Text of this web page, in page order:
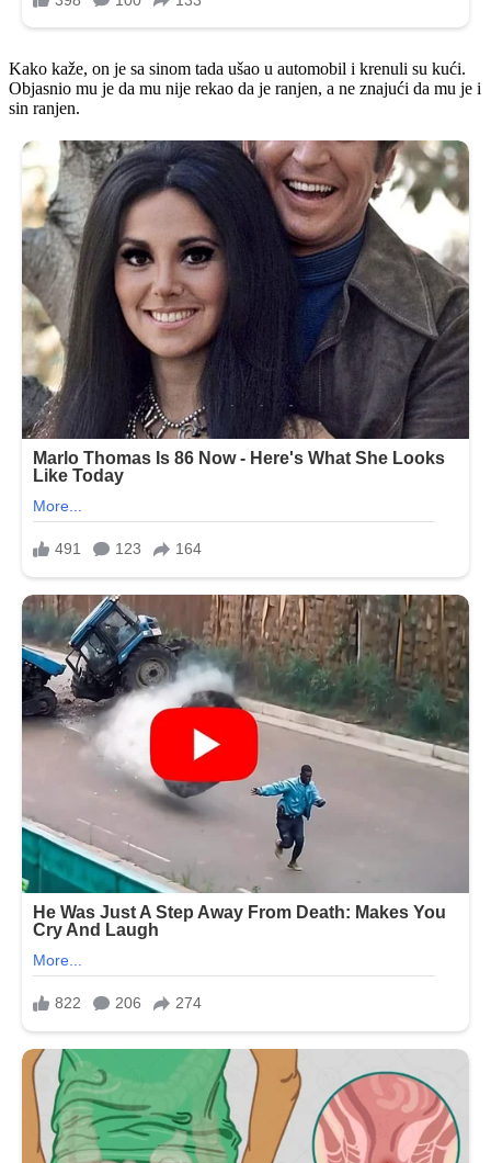
Kako kaže, on je sa sinom tada ušao u automobil i krenuli su kući.
Objasnio mu je da mu nije rekao da je ranjen, a ne znajući da mu je i
sin ranjen.